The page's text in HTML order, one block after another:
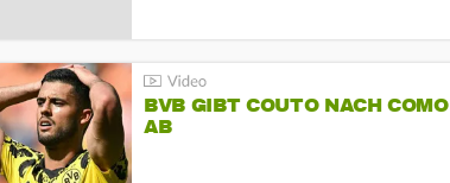
BVB GIBT COUTO NACH COMO
AB